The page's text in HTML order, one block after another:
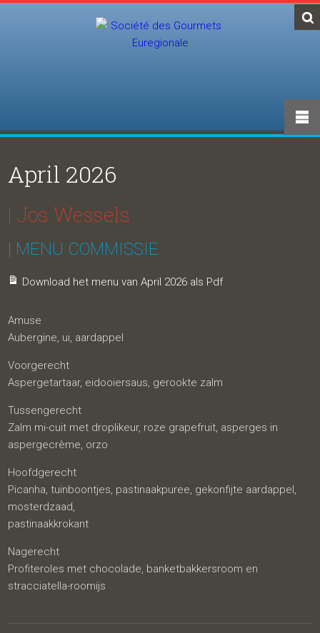
April 2026
| Jos Wessels
| MENU COMMISSIE
Download het menu van April 2026 als Pdf
Amuse
Aubergine, ui, aardappel
Voorgerecht
Aspergetartaar, eidooiersaus, gerookte zalm
Tussengerecht
Zalm mi-cuit met droplikeur, roze grapefruit, asperges in
aspergecrème, orzo
Hoofdgerecht
Picanha, tuinboontjes, pastinaakpuree, gekonfijte aardappel,
mosterdzaad,
pastinaakkrokant
Nagerecht
Profiteroles met chocolade, banketbakkersroom en
stracciatella-roomijs